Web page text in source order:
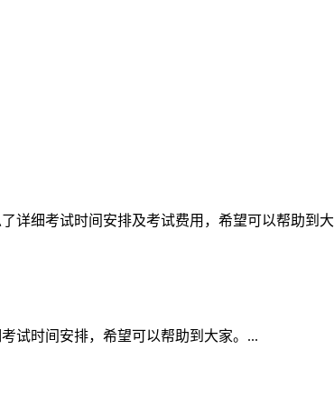
详细考试时间安排及考试费用，希望可以帮助到
试时间安排，希望可以帮助到大家。...